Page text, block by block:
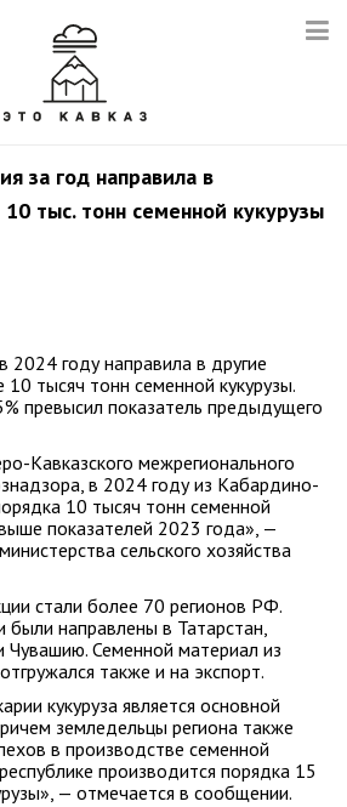
за год направила в
тыс. тонн семенной кукурузы
2024 году направила в другие
тысяч тонн семенной кукурузы.
превысил показатель предыдущего
Кавказского межрегионального
в 2024 году из Кабардино-
10 тысяч тонн семенной
показателей 2023 года», —
сельского хозяйства
стали более 70 регионов РФ.
были направлены в Татарстан,
Чувашию. Семенной материал из
также и на экспорт.
кукуруза является основной
земледельцы региона также
в производстве семенной
производится порядка 15
— отмечается в сообщении.